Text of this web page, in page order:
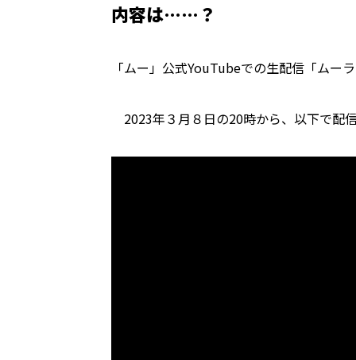
内容は……？
「ムー」公式YouTubeでの生配信「ムー
2023年３月８日の20時から、以下で配